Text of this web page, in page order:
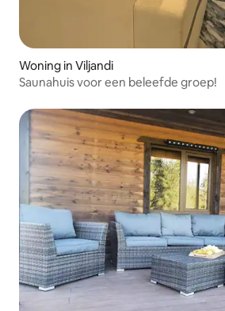
Woning in Viljandi
Saunahuis voor een beleefde groep!